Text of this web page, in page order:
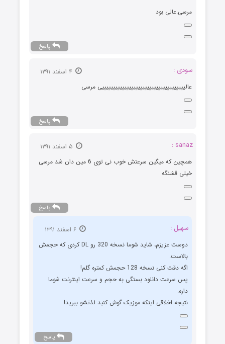
مرسی.عالی بود
پاسخ
سودی :
عالیییییییییییییییییییییییییییییییییییییی مرسی
پاسخ
sanaz :
همچین که میگین سرعتش خوب نی توی 6 مین دان شد مرسی
خیلی قشنگه
پاسخ
سهیل :
۶ اسفند ۱۳۹۱
دوست عزیزم، شاید شوما نسخه 320 رو DL کردی که حجمش
بالاست.
اگه دقت کنی نسخه 128 حجمش کمتره گلم!
پس سرعت دانلود بستگی به حجم و سرعت اینترنت شوما
داره.
نتیجه اخلاقی اینکه موزیک گوش کنید لذتشو ببرید!
پاسخ